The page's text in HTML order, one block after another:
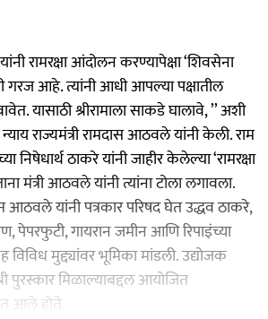
रामरक्षा आंदोलन करण्यापेक्षा ‘शिवसेना
गरज आहे. त्यांनी आधी आपल्या पक्षातील
यासाठी श्रीरामाला साकडे घालावे, ’’ अशी
राज्यमंत्री रामदास आठवले यांनी केली. राम
निषेधार्थ ठाकरे यांनी जाहीर केलेल्या ‘रामरक्षा
मंत्री आठवले यांनी त्यांना टोला लगावला.
आठवले यांनी पत्रकार परिषद घेत उद्धव ठाकरे,
पेपरफुटी, गायरान जमीन आणि रिपाइंच्या
विविध मुद्द्यांवर भूमिका मांडली. उद्योजक
पुरस्कार मिळाल्याबद्दल आयोजित
आले होते.